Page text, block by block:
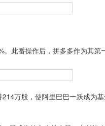
此番操作后，拼多多作为其第
万股，使阿里巴巴一跃成为